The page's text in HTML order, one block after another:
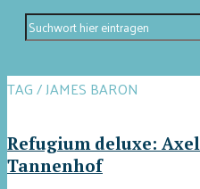
TAG / JAMES BARON
Refugium deluxe:
Tannenhof